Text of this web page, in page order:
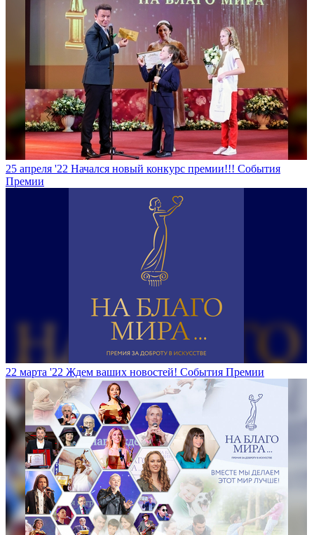
25 апреля '22 Начался новый конкурс премии!!! События
Премии
22 марта '22 Ждем ваших новостей! События Премии